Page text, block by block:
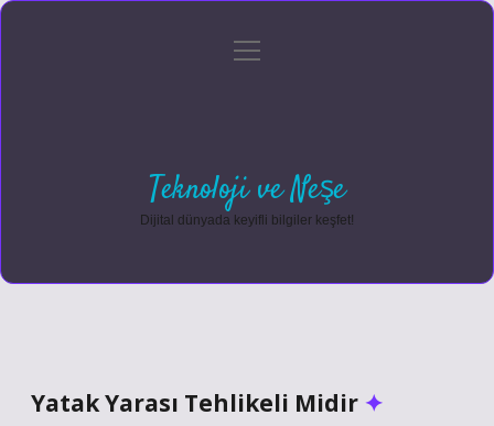
Gizlilik Politikası
menüyü
Teknoloji ve Neşe
Dijital dünyada keyifli bilgiler keşfet!
Yatak Yarası Tehlikeli Midir